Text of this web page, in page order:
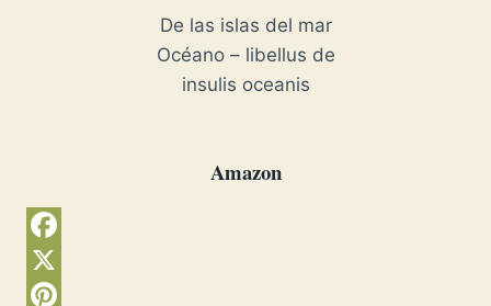
De las islas del mar
Océano – libellus de
insulis oceanis
Amazon
F
a
X